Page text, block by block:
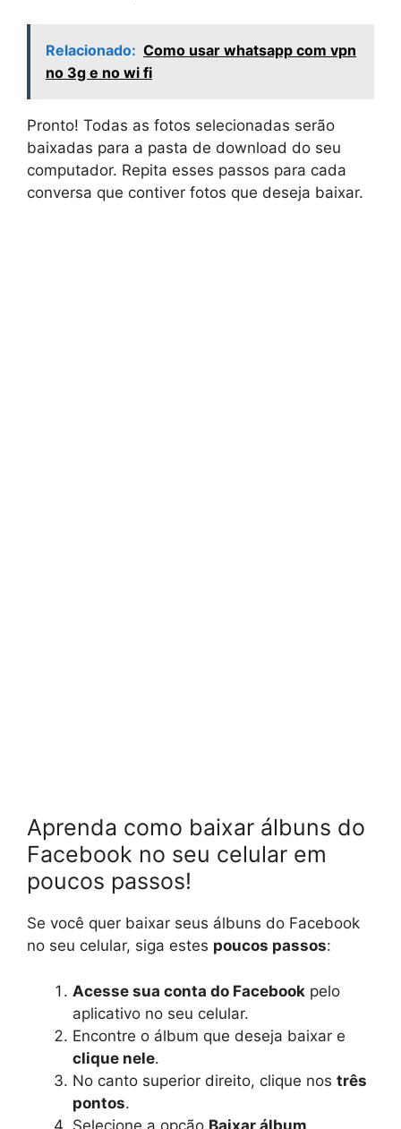
Relacionado: Como usar whatsapp com vpn
no 3g e no wi fi
Pronto! Todas as fotos selecionadas serão
baixadas para a pasta de download do seu
computador. Repita esses passos para cada
conversa que contiver fotos que deseja baixar.
Aprenda como baixar álbuns do
Facebook no seu celular em
poucos passos!
Se você quer baixar seus álbuns do Facebook
no seu celular, siga estes poucos passos:
Acesse sua conta do Facebook pelo
aplicativo no seu celular.
Encontre o álbum que deseja baixar e
clique nele.
No canto superior direito, clique nos três
pontos.
Selecione a opção Baixar álbum